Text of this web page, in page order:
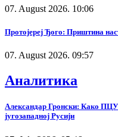
07. August 2026. 10:06
Протојереј Ђого: Приштина
07. August 2026. 09:57
Аналитика
Александар Гронски: Како
југозападној Русији